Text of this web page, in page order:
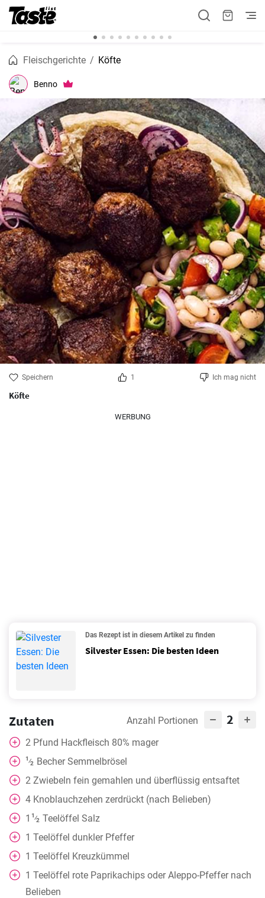
Fleischgerichte Köfte
Benno
Speichern 1 Ich mag nicht
Köfte
WERBUNG
Das Rezept ist in diesem Artikel zu finden
Silvester Essen: Die besten Ideen
Zutaten Anzahl Portionen 2
2 Pfund Hackfleisch 80% mager
1⁄2 Becher Semmelbrösel
2 Zwiebeln fein gemahlen und überflüssig entsaftet
4 Knoblauchzehen zerdrückt (nach Belieben)
1 1⁄2 Teelöffel Salz
1 Teelöffel dunkler Pfeffer
1 Teelöffel Kreuzkümmel
1 Teelöffel rote Paprikachips oder Aleppo-Pfeffer nach
Belieben